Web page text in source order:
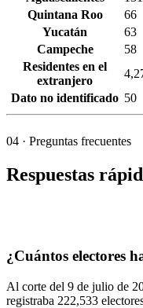
Quintana Roo
66
Yucatán
63
Campeche
58
Residentes en el
extranjero
Dato no identificado 50
04 · Preguntas frecuentes
Respuestas
¿Cuántos electores
Al corte del 9 de julio de
registraba 222,533